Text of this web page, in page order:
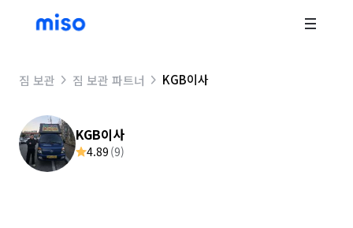
짐 보관 짐 보관 파트너 KGB이사
KGB이사
4.89 (9)